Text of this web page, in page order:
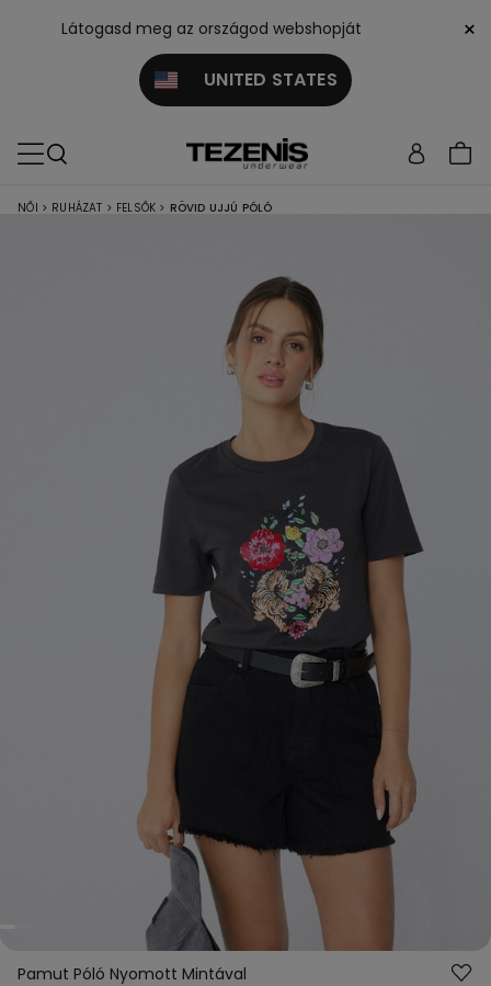
Látogasd meg az országod webshopját
UNITED STATES
×
NŐI > RUHÁZAT > FELSŐK > RÖVID UJJÚ PÓLÓ
Pamut Póló Nyomott Mintával